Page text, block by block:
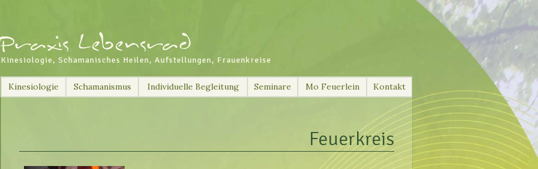
Kinesiologie, Schamanisches Heilen, Aufstellungen, Frauenkreise
Skip
to
Kinesiologie Schamanismus Individuelle Begleitung Seminare Mo Feuerlein Kontakt
Feuerkreis